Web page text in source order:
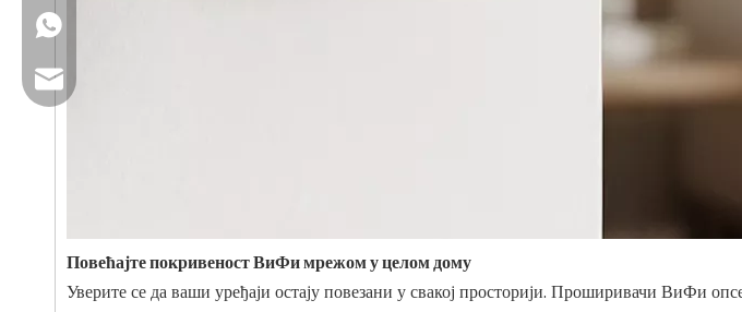
Повећајте покривеност ВиФи мрежом у целом дому
Уверите се да ваши уређаји остају повезани у свакој просторији. Проширивачи ВиФи